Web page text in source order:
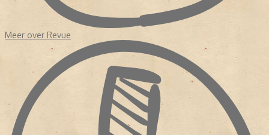
Meer over Revue